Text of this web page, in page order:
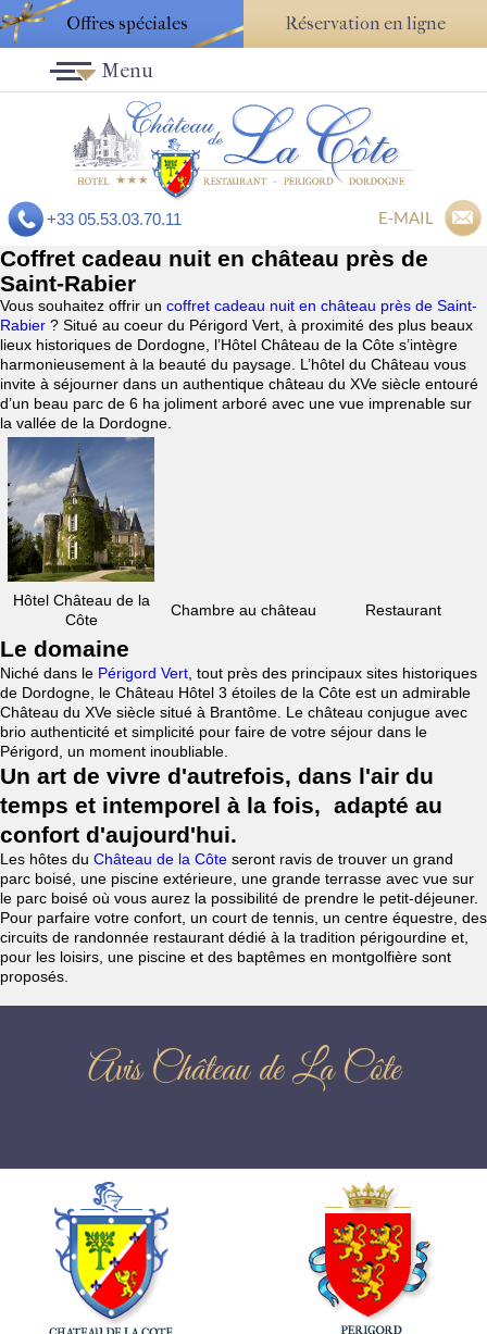
Offres spéciales Réservation en ligne
+33 05.53.03.70.11 E-MAIL
Menu
Coffret cadeau nuit en château près de
Saint-Rabier
Vous souhaitez offrir un coffret cadeau nuit en château près de Saint-
Rabier ? Situé au coeur du Périgord Vert, à proximité des plus beaux
lieux historiques de Dordogne, l’Hôtel Château de la Côte s’intègre
harmonieusement à la beauté du paysage. L’hôtel du Château vous
invite à séjourner dans un authentique château du XVe siècle entouré
d’un beau parc de 6 ha joliment arboré avec une vue imprenable sur
la vallée de la Dordogne.
Hôtel Château de la
Côte
Chambre au château Restaurant
Le domaine
Niché dans le Périgord Vert , tout près des principaux sites historiques
de Dordogne, le Château Hôtel 3 étoiles de la Côte est un admirable
Château du XVe siècle situé à Brantôme. Le château conjugue avec
brio authenticité et simplicité pour faire de votre séjour dans le
Périgord, un moment inoubliable.
Un art de vivre d'autrefois, dans l'air du
temps et intemporel à la fois, adapté au
confort d'aujourd'hui.
Les hôtes du Château de la Côte seront ravis de trouver un grand
parc boisé, une piscine extérieure, une grande terrasse avec vue sur
le parc boisé où vous aurez la possibilité de prendre le petit-déjeuner.
Pour parfaire votre confort, un court de tennis, un centre équestre, des
circuits de randonnée restaurant dédié à la tradition périgourdine et,
pour les loisirs, une piscine et des baptêmes en montgolfière sont
proposés.
Avis Château de La Côte